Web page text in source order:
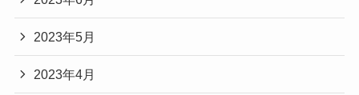
2023年5月
2023年4月